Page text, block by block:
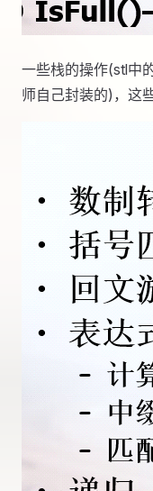
一些栈的操作(stl中
师自己封装的)，这